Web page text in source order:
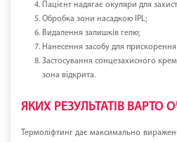
Пацієнт надягає окуляри для
Обробка зони насадкою IPL;
Видалення залишків гелю;
Нанесення засобу для прискорення
Застосування сонцезахисного
зона відкрита.
ЯКИХ РЕЗУЛЬТАТІВ ВАРТО
Термоліфтинг дає максимально